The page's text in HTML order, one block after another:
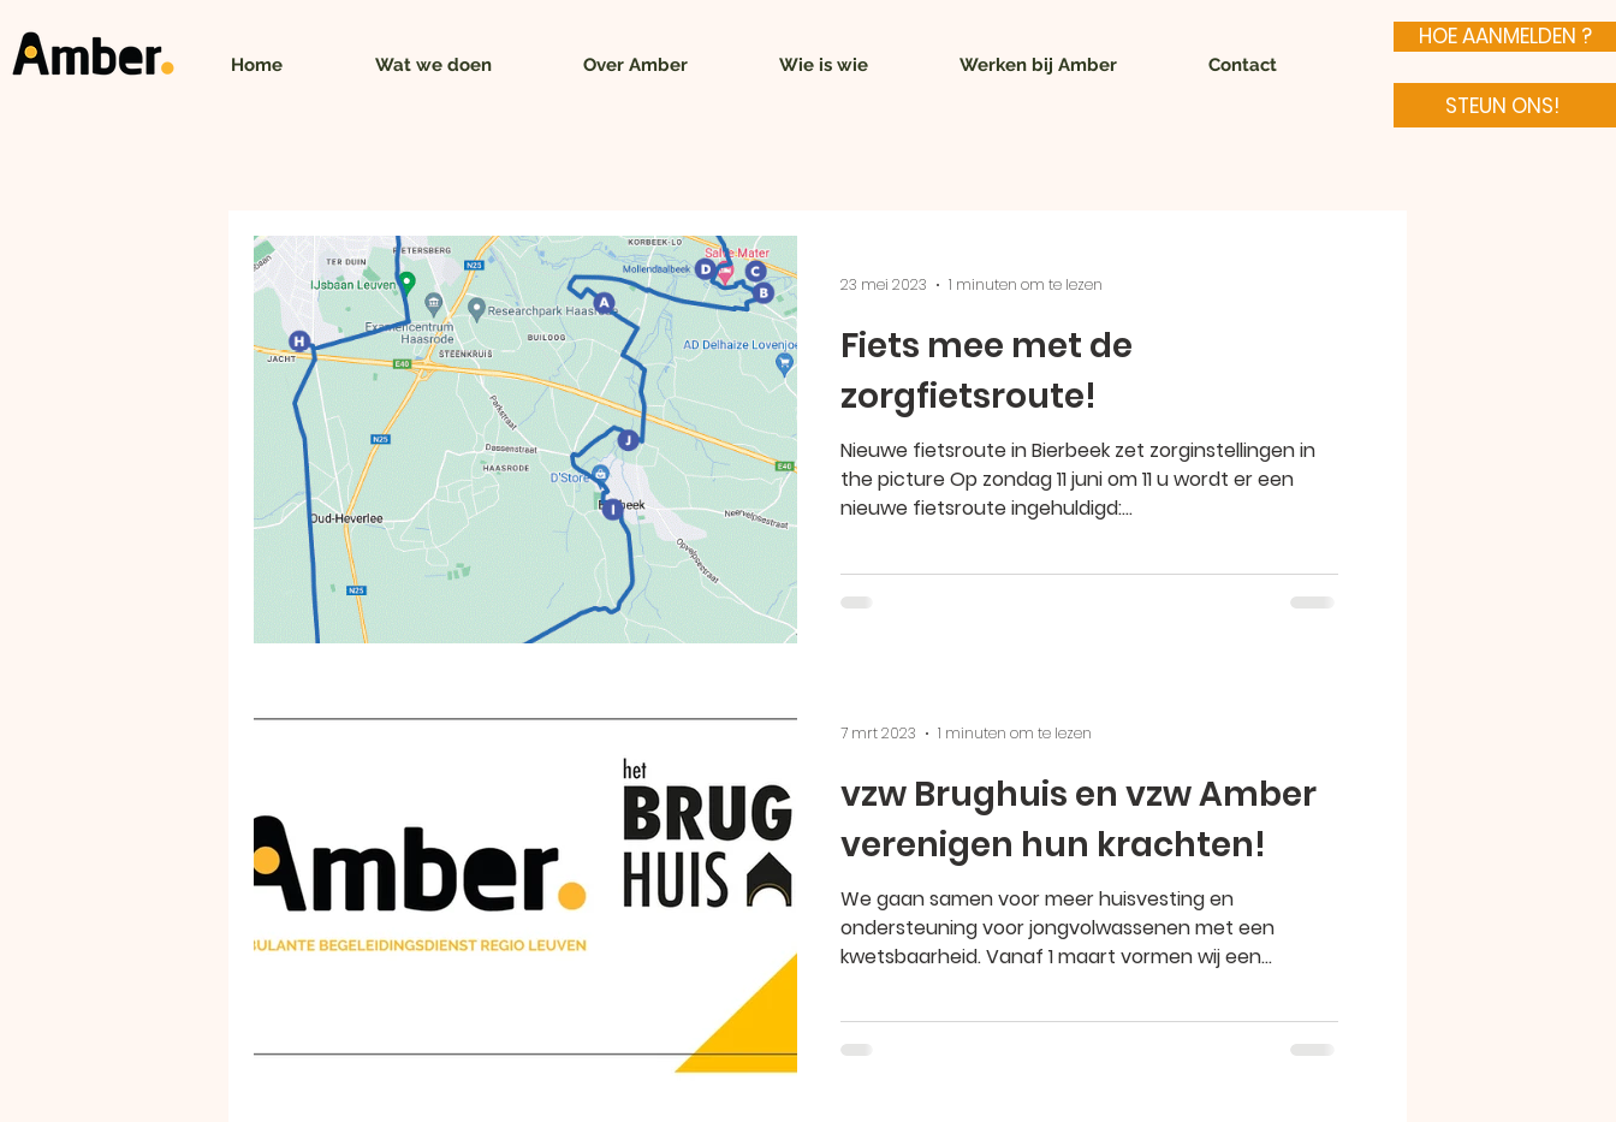
Home Wat we doen Over Amber Wie is wie Werken bij Amber Contact
HOE AANMELDEN ?
STEUN ONS!
Fiets mee met de
zorgfietsroute!
Nieuwe fietsroute in Bierbeek zet zorginstellingen in
the picture Op zondag 11 juni om 11 u wordt er een
nieuwe fietsroute ingehuldigd:...
23 mei 2023 1 minuten om te lezen
vzw Brughuis en vzw Amber
verenigen hun krachten!
We gaan samen voor meer huisvesting en
ondersteuning voor jongvolwassenen met een
kwetsbaarheid. Vanaf 1 maart vormen wij een...
7 mrt 2023 1 minuten om te lezen